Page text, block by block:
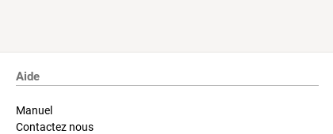
Aide
Manuel
Contactez nous